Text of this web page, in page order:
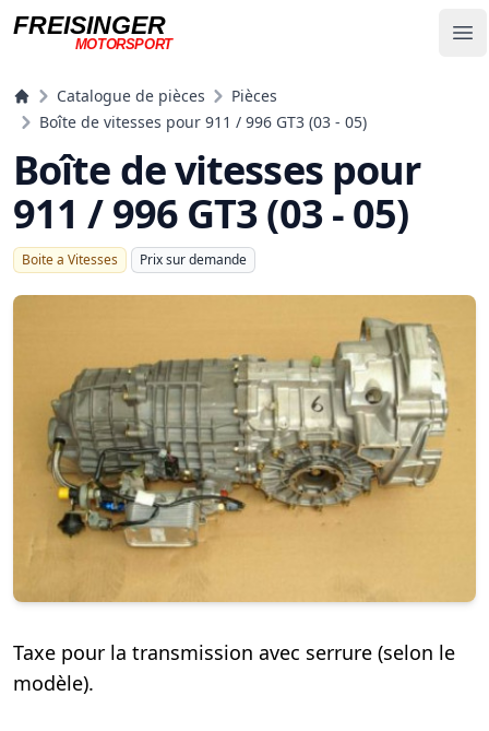
FREISINGER
MOTORSPORT
Catalogue de pièces
Pièces
Boîte de vitesses pour 911 / 996 GT3 (03 - 05)
Boîte de vitesses pour
911 / 996 GT3 (03 - 05)
Boite a Vitesses Prix ​​sur demande
Taxe pour la transmission avec serrure (selon le
modèle).